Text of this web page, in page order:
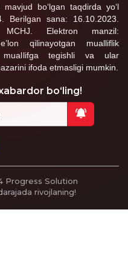
bo‘lgan taqdirda yo‘l
Berilgan sana: 16.10.2023.
MCHJ. Elektron manzil:
qilinayotgan mualliflik
muallifga tegishli va ular
ifoda etmasligi mumkin.
bo‘ling!
Progress Solution
rivojlaning!